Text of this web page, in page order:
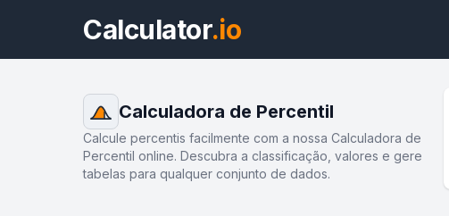
Calculator.io
Calculadora de Percentil
Calcule percentis facilmente com a nossa Calculadora de
Percentil online. Descubra a classificação, valores e gere
tabelas para qualquer conjunto de dados.